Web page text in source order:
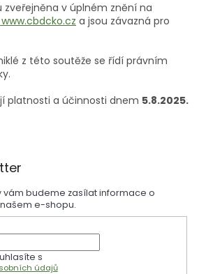
zveřejněna v úplném znění na
www.cbdcko.cz a jsou závazná pro
z této soutěže se řídí právním
platnosti a účinnosti dnem 5.8.2025.
vám budeme zasílat informace o
e-shopu.
s
údajů